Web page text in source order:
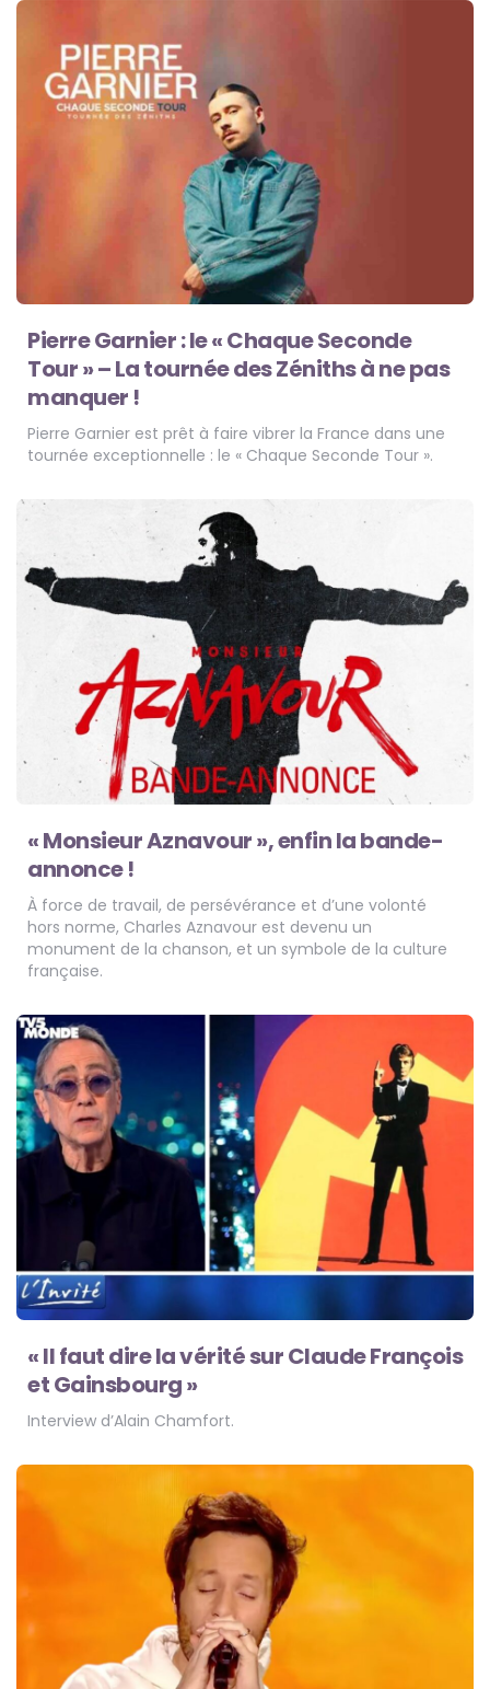
Pierre Garnier : le « Chaque Seconde
Tour » – La tournée des Zéniths à ne pas
manquer !
Pierre Garnier est prêt à faire vibrer la France dans une
tournée exceptionnelle : le « Chaque Seconde Tour ».
« Monsieur Aznavour », enfin la bande-
annonce !
À force de travail, de persévérance et d’une volonté
hors norme, Charles Aznavour est devenu un
monument de la chanson, et un symbole de la culture
française.
« Il faut dire la vérité sur Claude François
et Gainsbourg »
Interview d’Alain Chamfort.